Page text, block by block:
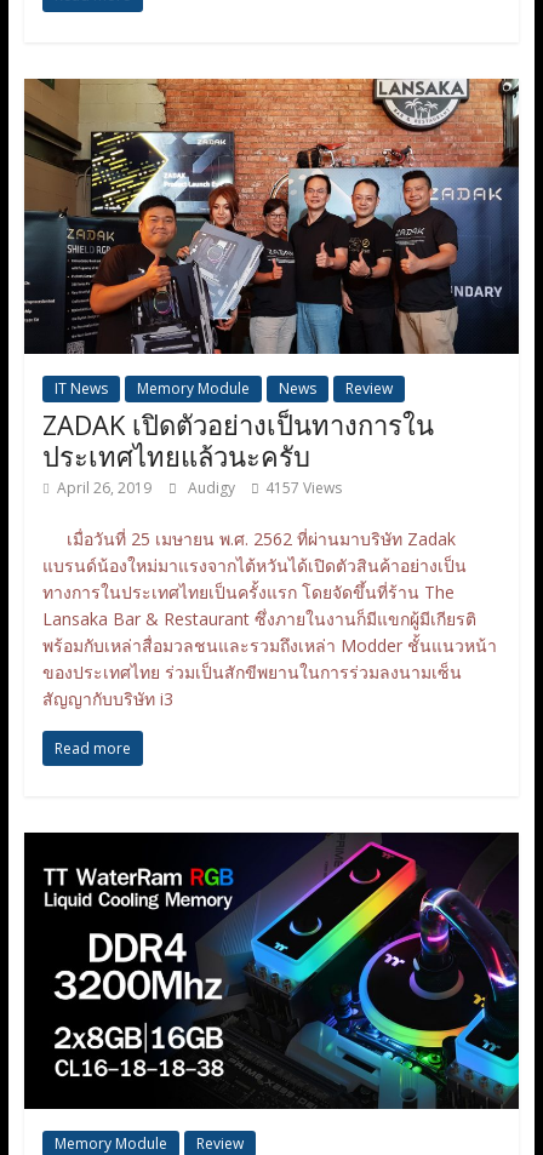
IT News Memory Module News Review
ZADAK เปิดตัวอย่างเป็นทางการใน
ประเทศไทยแล้วนะครับ
April 26, 2019 Audigy 4157 Views
เมื่อวันที่ 25 เมษายน พ.ศ. 2562 ที่ผ่านมาบริษัท Zadak
แบรนด์น้องใหม่มาแรงจากไต้หวันได้เปิดตัวสินค้าอย่างเป็น
ทางการในประเทศไทยเป็นครั้งแรก โดยจัดขึ้นที่ร้าน The
Lansaka Bar & Restaurant ซึ่งภายในงานก็มีแขกผู้มีเกียรติ
พร้อมกับเหล่าสื่อมวลชนและรวมถึงเหล่า Modder ชั้นแนวหน้า
ของประเทศไทย ร่วมเป็นสักขีพยานในการร่วมลงนามเซ็น
สัญญากับบริษัท i3
Read more
Memory Module Review